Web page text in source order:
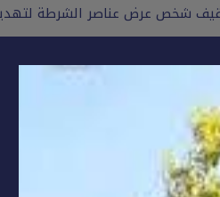
شخص عرض عناصر الشرطة